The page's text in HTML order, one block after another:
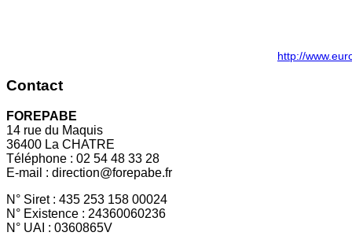
http://
Contact
FOREPABE
14 rue du Maquis
36400 La CHATRE
Téléphone : 02 54 48 33 28
E-mail : direction@forepabe.fr
N° Siret : 435 253 158 00024
N° Existence : 24360060236
N° UAI : 0360865V